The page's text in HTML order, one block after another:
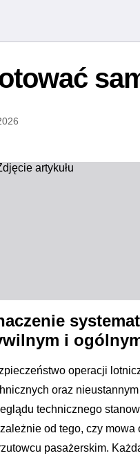
i
operacji
oraz
technicznego
od tego, czy mowa
pasażerskim.